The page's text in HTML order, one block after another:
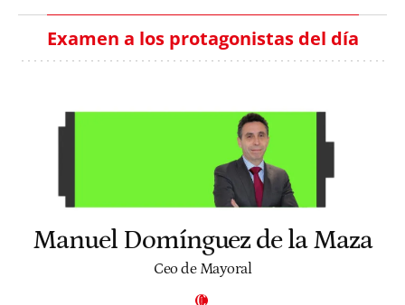
Examen a los protagonistas del día
Manuel Domínguez de la Maza
Ceo de Mayoral